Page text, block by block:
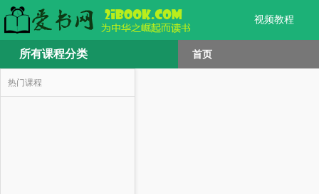
视频教程
所有课程分类 首页
热门课程